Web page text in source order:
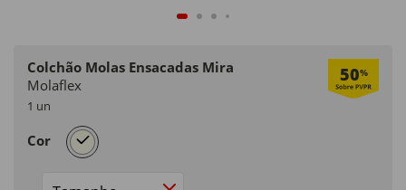
Colchão Molas Ensacadas Mira 50%
Molaflex
1 un
Cor selected